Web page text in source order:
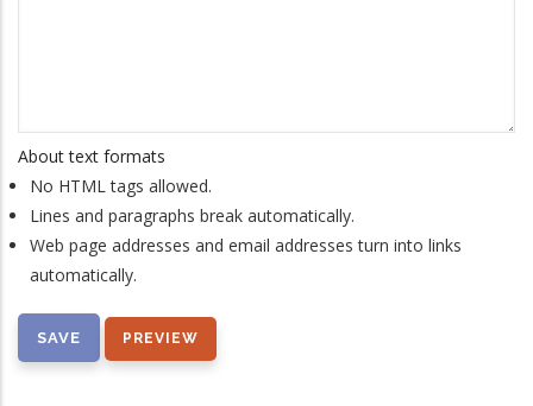
About text formats
No HTML tags allowed.
Lines and paragraphs break automatically.
Web page addresses and email addresses turn into links
automatically.